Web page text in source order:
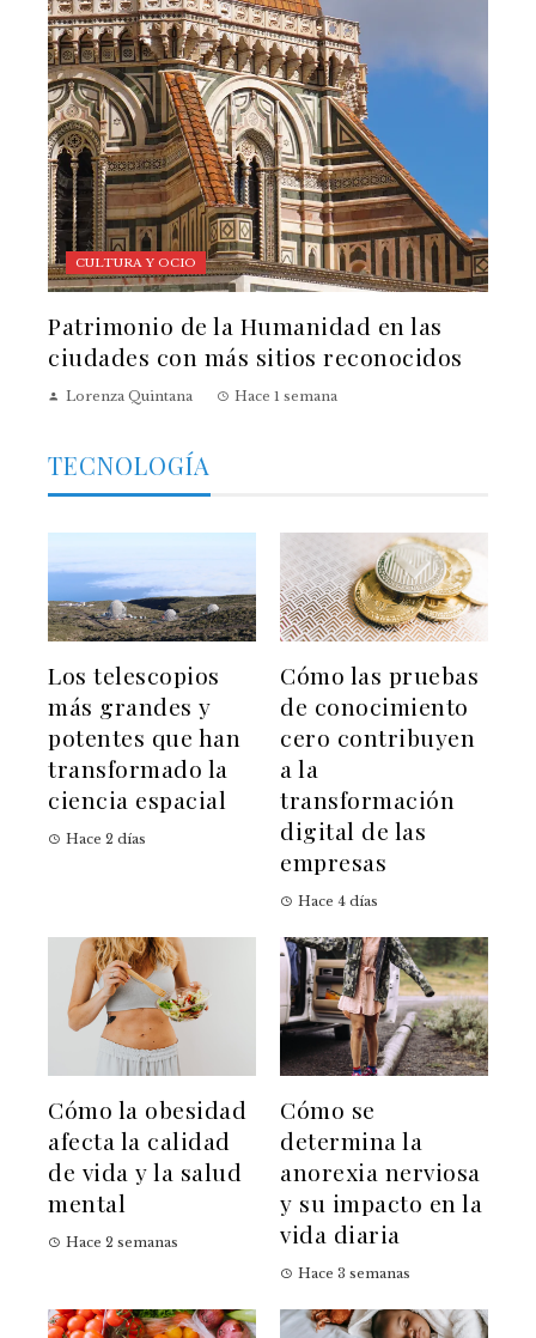
CULTURA Y OCIO
Patrimonio de la Humanidad en las
ciudades con más sitios reconocidos
Lorenza Quintana Hace 1 semana
TECNOLOGÍA
Los telescopios
más grandes y
potentes que han
transformado la
ciencia espacial
Hace 2 días
Cómo las pruebas
de conocimiento
cero contribuyen
a la
transformación
digital de las
empresas
Hace 4 días
Cómo la obesidad
afecta la calidad
de vida y la salud
mental
Hace 2 semanas
Cómo se
determina la
anorexia nerviosa
y su impacto en la
vida diaria
Hace 3 semanas